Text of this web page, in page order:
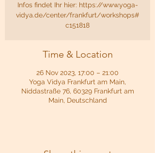
Infos findet Ihr hier: https://www.yoga-
vidya.de/center/frankfurt/workshops#
c151818
Time & Location
26 Nov 2023, 17:00 – 21:00
Yoga Vidya Frankfurt am Main,
Niddastraße 76, 60329 Frankfurt am
Main, Deutschland